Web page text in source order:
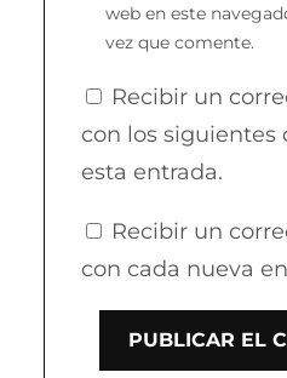
web en este
vez que comente.
Recibir un
con los siguientes
esta entrada.
Recibir un
con cada nueva